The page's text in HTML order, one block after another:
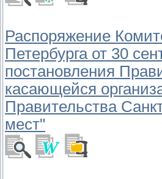
Распоряжение
Петербурга от 30
постановления
касающейся
Правительства
мест"